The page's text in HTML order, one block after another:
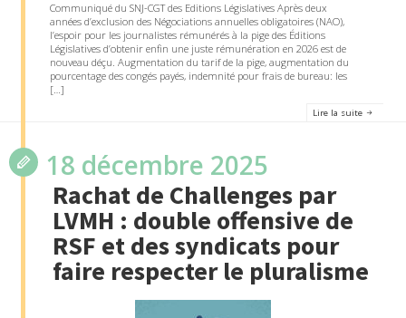
Communiqué du SNJ-CGT des Editions Législatives Après deux
années d’exclusion des Négociations annuelles obligatoires (NAO),
l’espoir pour les journalistes rémunérés à la pige des Éditions
Législatives d’obtenir enfin une juste rémunération en 2026 est de
nouveau déçu. Augmentation du tarif de la pige, augmentation du
pourcentage des congés payés, indemnité pour frais de bureau: les
[…]
Lire la suite
18 décembre 2025
Rachat de Challenges par
LVMH : double offensive de
RSF et des syndicats pour
faire respecter le pluralisme